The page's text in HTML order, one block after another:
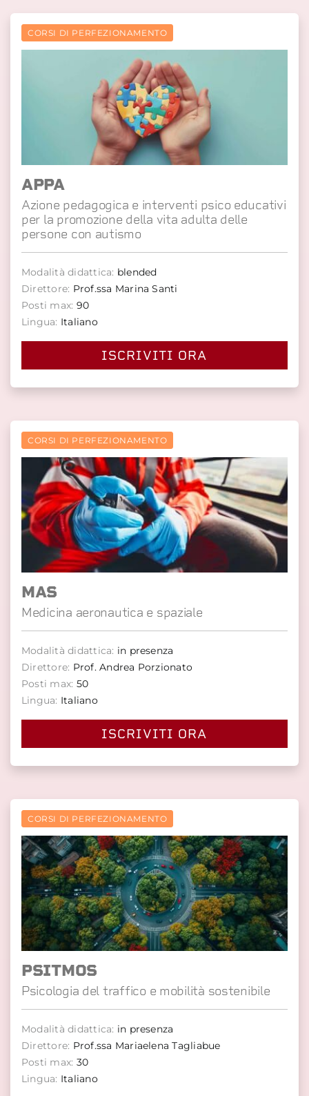
CORSI DI PERFEZIONAMENTO
APPA
Azione pedagogica e interventi psico educativi
per la promozione della vita adulta delle
persone con autismo
Modalità didattica: blended
Direttore: Prof.ssa Marina Santi
Posti max: 90
Lingua: Italiano
ISCRIVITI ORA
CORSI DI PERFEZIONAMENTO
MAS
Medicina aeronautica e spaziale
Modalità didattica: in presenza
Direttore: Prof. Andrea Porzionato
Posti max: 50
Lingua: Italiano
ISCRIVITI ORA
CORSI DI PERFEZIONAMENTO
PSITMOS
Psicologia del traffico e mobilità sostenibile
Modalità didattica: in presenza
Direttore: Prof.ssa Mariaelena Tagliabue
Posti max: 30
Lingua: Italiano